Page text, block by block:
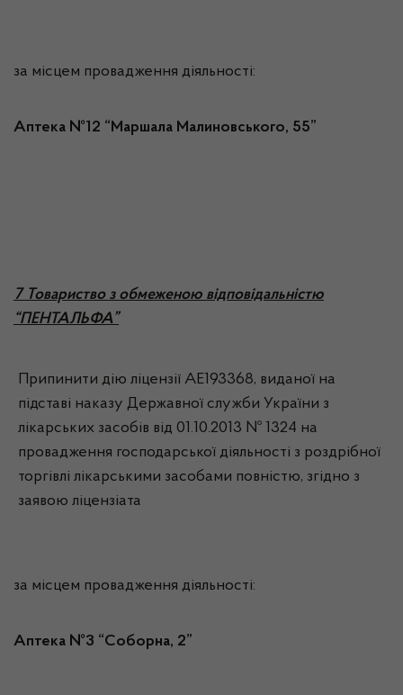
за місцем провадження діяльності:
Аптека №12 “Маршала Малиновського, 55”
7 Товариство з обмеженою відповідальністю
“ПЕНТАЛЬФА”
Припинити дію ліцензії АЕ193368, виданої на
підставі наказу Державної служби України з
лікарських засобів від 01.10.2013 № 1324 на
провадження господарської діяльності з роздрібної
торгівлі лікарськими засобами повністю, згідно з
заявою ліцензіата
за місцем провадження діяльності:
Аптека №3 “Соборна, 2”